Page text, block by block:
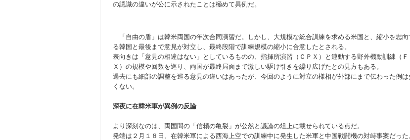
の認識の違いが公に示されたことは極めて異例だ。
「自由の盾」は韓米両国の年次合同演習だ。しかし、大規模な統合訓練を求める米国と、縮小を志向
る韓国と最後まで意見が対立し、最終段階で訓練規模の縮小に合意したとされる。
表向きは「意見の相違はない」としているものの、指揮所演習（ＣＰＸ）と連動する野外機動訓練（Ｆ
Ｘ）の規模や回数を巡り、両国が最終局面まで激しい駆け引きを繰り広げたとの見方もある。
過去にも細部の調整を巡る意見の違いはあったが、今回のように対立の様相が外部にまで伝わった例は
くない。
深夜に在韓米軍が異例の反論
より深刻なのは、両国間の「信頼の亀裂」が公然と議論の俎上に載せられている点だ。
発端は２月１８日、在韓米軍による西海上空での訓練中に発生した米軍と中国戦闘機の対峙事案だった